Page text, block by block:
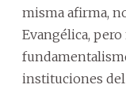
misma afirma,
Evangélica,
instituciones del